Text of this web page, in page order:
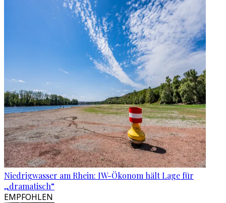
Niedrigwasser am Rhein: IW-Ökonom hält Lage für
„dramatisch“
EMPFOHLEN